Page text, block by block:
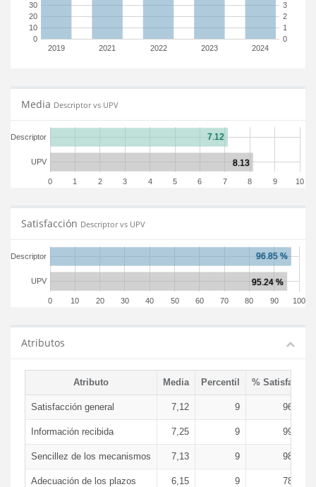
2019 2021 2022 2023 2024
0
10
20
30
0
1
2
3
Media Descriptor vs UPV
0 1 2 3 4 5 6 7 8 9 10
UPV
Descriptor
Satisfacción Descriptor vs UPV
0 10 20 30 40 50 60 70 80 90 100
UPV
Descriptor
Atributos
Atributo Media Percentil % Satisfacción
Satisfacción general 7,12 9 96,85 %
Información recibida 7,25 9 99,31 %
Sencillez de los mecanismos 7,13 9 98,15 %
Adecuación de los plazos 6,15 9 78,02 %